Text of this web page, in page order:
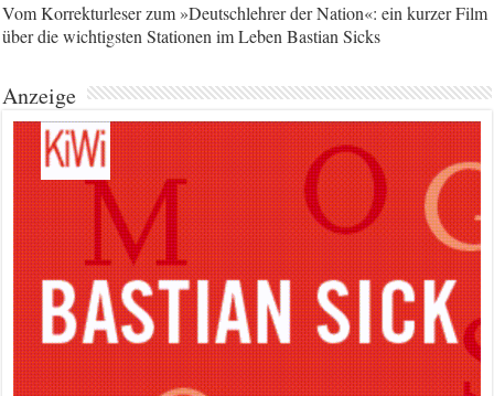
Vom Korrekturleser zum »Deutschlehrer der Nation«: ein kurzer Film
über die wichtigsten Stationen im Leben Bastian Sicks
Anzeige